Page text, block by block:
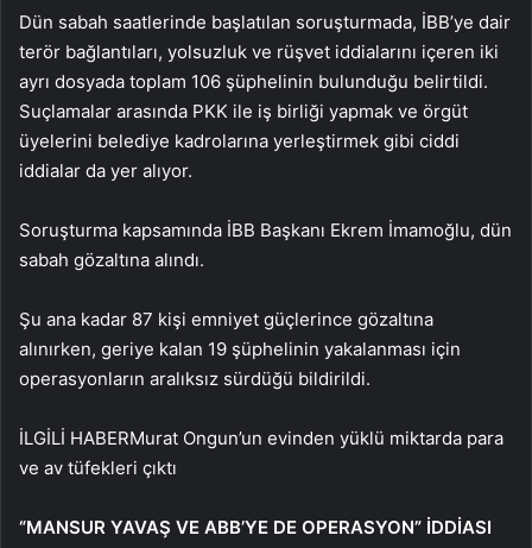
Dün sabah saatlerinde başlatılan soruşturmada, İBB’ye dair
terör bağlantıları, yolsuzluk ve rüşvet iddialarını içeren iki
ayrı dosyada toplam 106 şüphelinin bulunduğu belirtildi.
Suçlamalar arasında PKK ile iş birliği yapmak ve örgüt
üyelerini belediye kadrolarına yerleştirmek gibi ciddi
iddialar da yer alıyor.
Soruşturma kapsamında İBB Başkanı Ekrem İmamoğlu, dün
sabah gözaltına alındı.
Şu ana kadar 87 kişi emniyet güçlerince gözaltına
alınırken, geriye kalan 19 şüphelinin yakalanması için
operasyonların aralıksız sürdüğü bildirildi.
İLGİLİ HABERMurat Ongun’un evinden yüklü miktarda para
ve av tüfekleri çıktı
“MANSUR YAVAŞ VE ABB’YE DE OPERASYON” İDDİASI